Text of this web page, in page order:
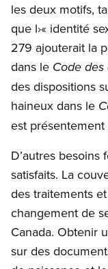
les deux motifs,
que l›« identité
279 ajouterait la
dans le Code
des dispositions
haineux dans le
est
D’autres
satisfaits. La
des traitements
changement de
Canada. Obtenir
sur des